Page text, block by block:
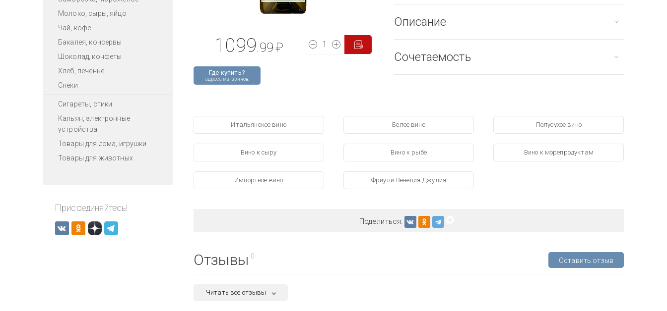
Молоко, сыры, яйцо
Чай, кофе
Бакалея, консервы
Шоколад, конфеты
Хлеб, печенье
Снеки
Сигареты, стики
Кальян, электронные
устройства
Товары для дома, игрушки
Товары для животных
Присоединяйтесь!
Где купить?
адреса магазинов
1099 .99₽
Описание
Сочетаемость
Итальянское вино Белое вино Полусухое вино
Вино к сыру Вино к рыбе Вино к морепродуктам
Импортное вино Фриули-Венеция-Джулия
Поделиться:
Отзывы 0
Оставить отзыв
Читать все отзывы